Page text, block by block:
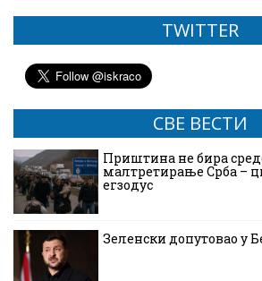
TWITTER
СВЕ ВЕСТИ
Приштина не бира
малтретирање Срба –
егзодус
Зеленски допутовао у